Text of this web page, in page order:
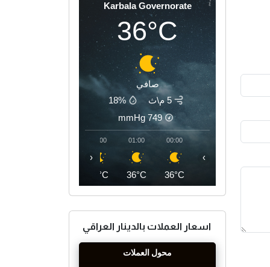
Karbala Governorate
36°C
صافي
5 م\ث
18%
749
mmHg
00:00
36°C
01:00
36°C
02:00
36°C
‹ ›
اسعار العملات بالدينار العراقي